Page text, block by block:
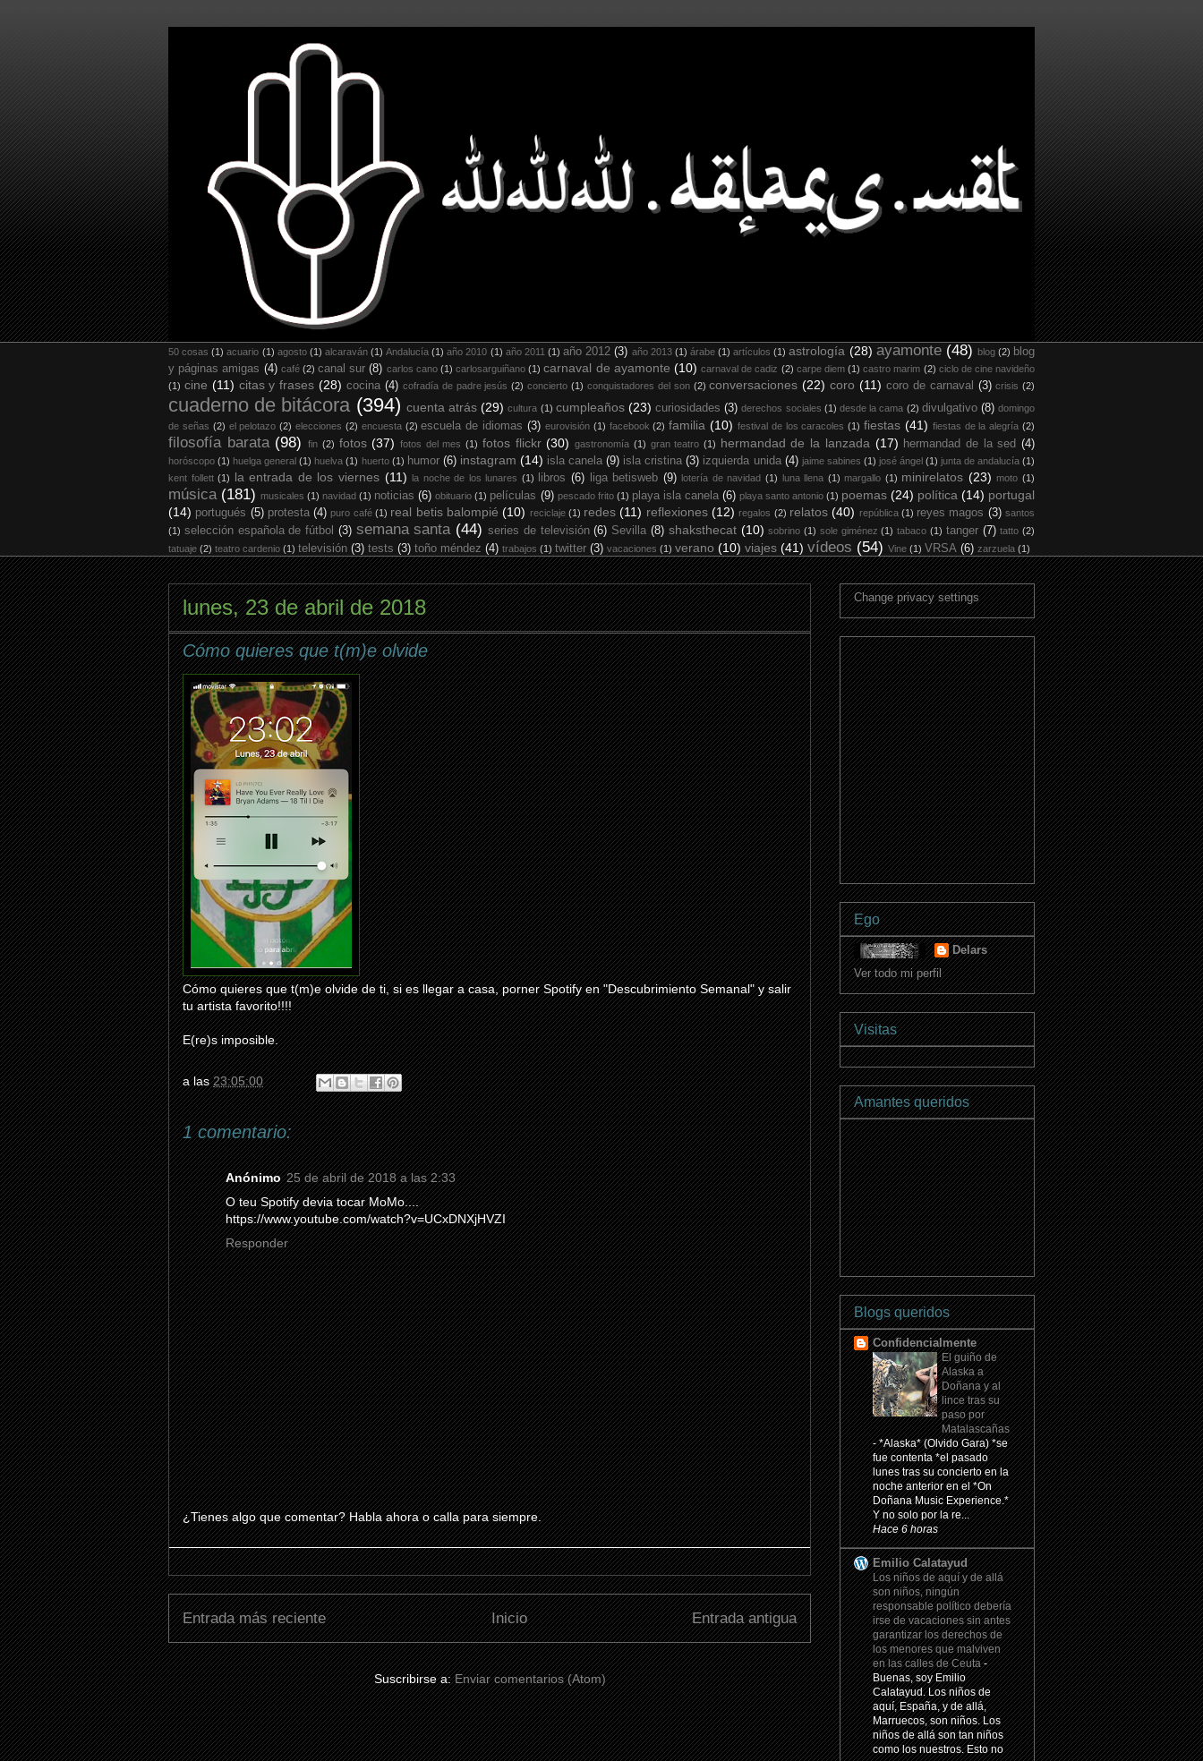
50 cosas (1) acuario (1) agosto (1) alcaraván (1) Andalucía (1) año 2010 (1) año 2011 (1) año 2012 (3) año 2013 (1) árabe (1) artículos (1) astrología (28) ayamonte (48) blog (2) blog
y páginas amigas (4) café (2) canal sur (8) carlos cano (1) carlosarguiñano (1) carnaval de ayamonte (10) carnaval de cadiz (2) carpe diem (1) castro marim (2) ciclo de cine navideño
(1) cine (11) citas y frases (28) cocina (4) cofradía de padre jesús (2) concierto (1) conquistadores del son (2) conversaciones (22) coro (11) coro de carnaval (3) crisis (2)
cuaderno de bitácora (394) cuenta atrás (29) cultura (1) cumpleaños (23) curiosidades (3) derechos sociales (1) desde la cama (2) divulgativo (8) domingo
de señas (2) el pelotazo (2) elecciones (2) encuesta (2) escuela de idiomas (3) eurovisión (1) facebook (2) familia (10) festival de los caracoles (1) fiestas (41) fiestas de la alegría (2)
filosofía barata (98) fin (2) fotos (37) fotos del mes (1) fotos flickr (30) gastronomía (1) gran teatro (1) hermandad de la lanzada (17) hermandad de la sed (4)
horóscopo (1) huelga general (1) huelva (1) huerto (1) humor (6) instagram (14) isla canela (9) isla cristina (3) izquierda unida (4) jaime sabines (1) josé ángel (1) junta de andalucía (1)
kent follett (1) la entrada de los viernes (11) la noche de los lunares (1) libros (6) liga betisweb (9) lotería de navidad (1) luna llena (1) margallo (1) minirelatos (23) moto (1)
música (181) musicales (1) navidad (1) noticias (6) obituario (1) películas (9) pescado frito (1) playa isla canela (6) playa santo antonio (1) poemas (24) política (14) portugal
(14) portugués (5) protesta (4) puro café (1) real betis balompié (10) reciclaje (1) redes (11) reflexiones (12) regalos (2) relatos (40) república (1) reyes magos (3) santos
(1) selección española de fútbol (3) semana santa (44) series de televisión (6) Sevilla (8) shaksthecat (10) sobrino (1) sole giménez (1) tabaco (1) tanger (7) tatto (2)
tatuaje (2) teatro cardenio (1) televisión (3) tests (3) toño méndez (4) trabajos (1) twitter (3) vacaciones (1) verano (10) viajes (41) vídeos (54) Vine (1) VRSA (6) zarzuela (1)
lunes, 23 de abril de 2018
Cómo quieres que t(m)e olvide
Cómo quieres que t(m)e olvide de ti, si es llegar a casa, porner Spotify en "Descubrimiento Semanal" y salir
tu artista favorito!!!!
E(re)s imposible.
a las23:05:00
1 comentario:
Anónimo 25 de abril de 2018 a las 2:33
O teu Spotify devia tocar MoMo....
https://www.youtube.com/watch?v=UCxDNXjHVZI
Responder
¿Tienes algo que comentar? Habla ahora o calla para siempre.
Entrada más reciente Entrada antigua
Inicio
Suscribirse a:Enviar comentarios (Atom)
Change privacy settings
Ego
Delars
Ver todo mi perfil
Visitas
Amantes queridos
Blogs queridos
Confidencialmente
El guiño de
Alaska a
Doñana y al
lince tras su
paso por
Matalascañas
-*Alaska* (Olvido Gara) *se
fue contenta *el pasado
lunes tras su concierto en la
noche anterior en el *On
Doñana Music Experience.*
Y no solo por la re...
Hace 6 horas
Emilio Calatayud
Los niños de aquí y de allá
son niños, ningún
responsable político debería
irse de vacaciones sin antes
garantizar los derechos de
los menores que malviven
en las calles de Ceuta-
Buenas, soy Emilio
Calatayud. Los niños de
aquí, España, y de allá,
Marruecos, son niños. Los
niños de allá son tan niños
como los nuestros. Esto no